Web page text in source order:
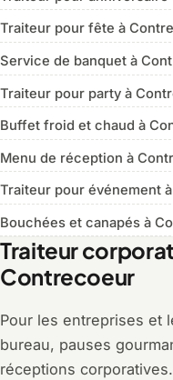
Traiteur pour fête à
Service de banquet à
Traiteur pour party à
Buffet froid et chaud à
Menu de réception à
Traiteur pour événement
Bouchées et canapés à
Traiteur
Contrecoeur
Pour les entreprises et
bureau, pauses
réceptions